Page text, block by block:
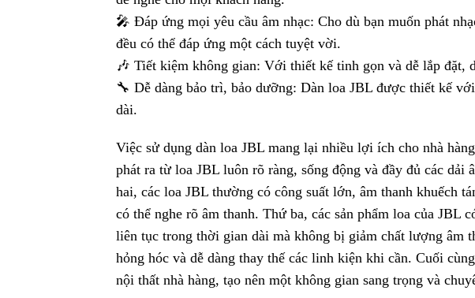
🎤 Đáp ứng mọi yêu cầu âm nhạc: Cho dù bạn muốn phát
đều có thể đáp ứng một cách tuyệt vời.
🎶 Tiết kiệm không gian: Với thiết kế tinh gọn và dễ lắp đặt,
🔧 Dễ dàng bảo trì, bảo dưỡng: Dàn loa JBL được thiết kế
dài.
Việc sử dụng dàn loa JBL mang lại nhiều lợi ích cho nhà
phát ra từ loa JBL luôn rõ ràng, sống động và đầy đủ các dải
hai, các loa JBL thường có công suất lớn, âm thanh khuếch
có thể nghe rõ âm thanh. Thứ ba, các sản phẩm loa của JBL
liên tục trong thời gian dài mà không bị giảm chất lượng
hỏng hóc và dễ dàng thay thế các linh kiện khi cần. Cuối
nội thất nhà hàng, tạo nên một không gian sang trọng và